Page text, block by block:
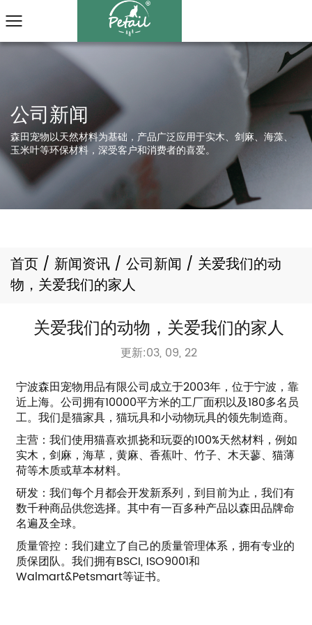
森田宠物以天然材料为基础，产品广泛应用于实木、剑麻、海藻、
玉米叶等环保材料，深受客户和消费者的喜爱。
首页 / 新闻资讯 / 公司新闻 / 关爱我们的动
物，关爱我们的家人
关爱我们的动物，关爱我们的家人
更新:03, 09, 22
宁波森田宠物用品有限公司成立于2003年，位于宁波，靠
近上海。公司拥有10000平方米的工厂面积以及180多名员
工。我们是猫家具，猫玩具和小动物玩具的领先制造商。
主营：我们使用猫喜欢抓挠和玩耍的100%天然材料，例如
实木，剑麻，海草，黄麻、香蕉叶、竹子、木天蓼、猫薄
荷等木质或草本材料。
研发：我们每个月都会开发新系列，到目前为止，我们有
数千种商品供您选择。其中有一百多种产品以森田品牌命
名遍及全球。
质量管控：我们建立了自己的质量管理体系，拥有专业的
质保团队。我们拥有BSCI, ISO9001和
Walmart&Petsmart等证书。